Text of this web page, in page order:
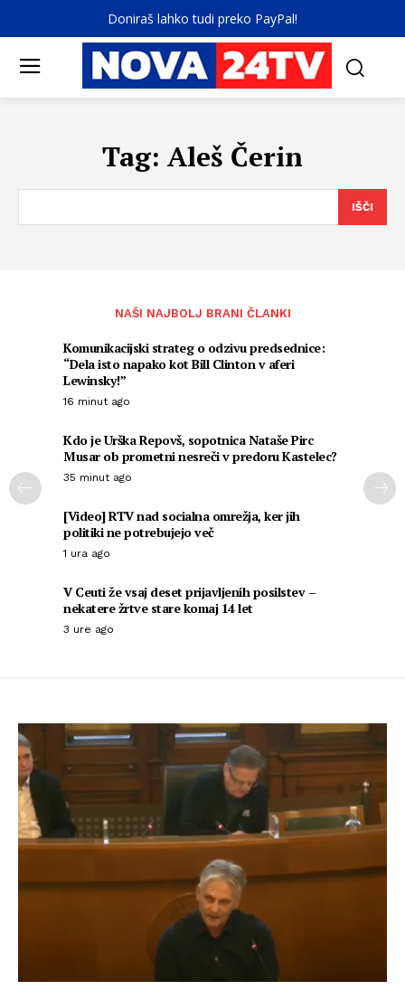
Doniraš lahko tudi preko PayPal!
Tag: Aleš Čerin
IŠČI
NAŠI NAJBOLJ BRANI ČLANKI
Komunikacijski strateg o odzivu predsednice:
“Dela isto napako kot Bill Clinton v aferi
Lewinsky!”
16 minut ago
Kdo je Urška Repovš, sopotnica Nataše Pirc
Musar ob prometni nesreči v predoru Kastelec?
35 minut ago
[Video] RTV nad socialna omrežja, ker jih
politiki ne potrebujejo več
1 ura ago
V Ceuti že vsaj deset prijavljenih posilstev –
nekatere žrtve stare komaj 14 let
3 ure ago